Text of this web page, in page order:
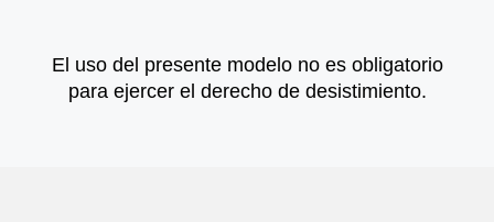
El uso del presente modelo no es obligatorio
para ejercer el derecho de desistimiento.